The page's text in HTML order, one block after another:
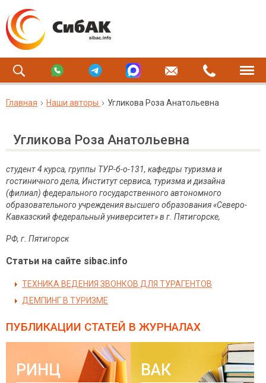
Главная Наши авторы Угликова Роза Анатольевна
Угликова Роза Анатольевна
студент 4 курса, группы ТУР-б-о-131, кафедры туризма и
гостиничного дела, Институт сервиса, туризма и дизайна
(филиал) федерального государственного автономного
образовательного учреждения высшего образования «Северо-
Кавказский федеральный университет» в г. Пятигорске,
РФ, г. Пятигорск
Статьи на сайте sibac.info
ТЕХНИКА ВЕДЕНИЯ ЗВОНКОВ ДЛЯ ТУРАГЕНТОВ
ДЕМПИНГ В ТУРИЗМЕ
ПУБЛИКАЦИИ СТАТЕЙ В ЖУРНАЛАХ
РИНЦ ВАК